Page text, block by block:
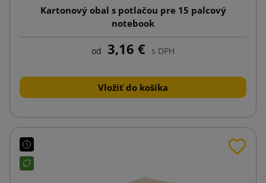
Kartonový obal s potlačou pre 15 palcový
notebook
od 3,16 € s DPH
Vložiť do košíka